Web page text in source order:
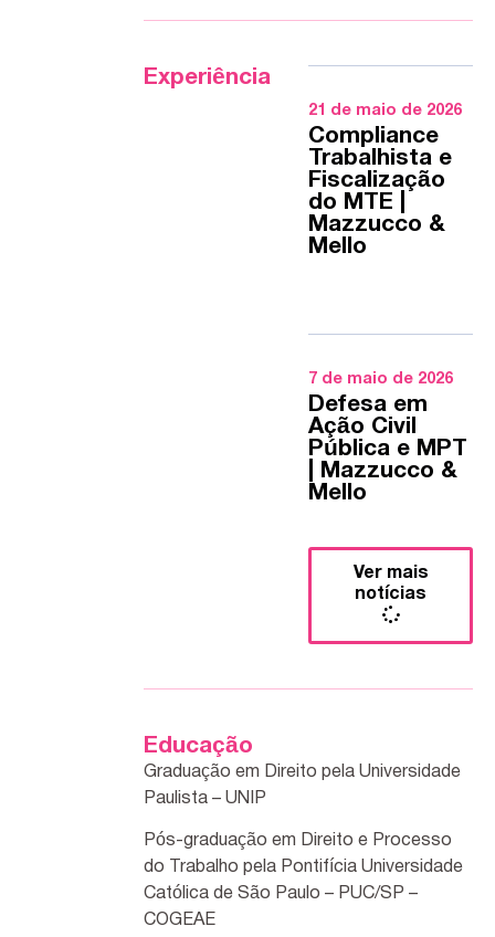
Experiência
21 de maio de 2026
Compliance
Trabalhista e
Fiscalização
do MTE |
Mazzucco &
Mello
7 de maio de 2026
Defesa em
Ação Civil
Pública e MPT
| Mazzucco &
Mello
Ver mais
notícias
Educação
Graduação em Direito pela Universidade
Paulista – UNIP
Pós-graduação em Direito e Processo
do Trabalho pela Pontifícia Universidade
Católica de São Paulo – PUC/SP –
COGEAE